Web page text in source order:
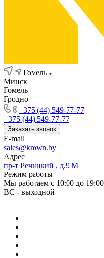
Гомель
Минск
Гомель
Гродно
+375 (44) 549-77-77
+375 (44) 549-77-77
Заказать звонок
E-mail
sales@krown.by
Адрес
пр-т Речицкий , д.9 М
Режим работы
Мы работаем с 10:00 до 19:00
ВС - выходной